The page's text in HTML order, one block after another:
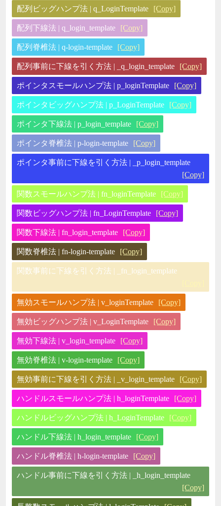
配列ビッグハンプ法 | q_LoginTemplate [Copy]
配列下線法 | q_login_template [Copy]
配列脊椎法 | q-login-template [Copy]
配列事前に下線を引く方法 | _q_login_template [Copy]
ポインタスモールハンプ法 | p_loginTemplate [Copy]
ポインタビッグハンプ法 | p_LoginTemplate [Copy]
ポインタ下線法 | p_login_template [Copy]
ポインタ脊椎法 | p-login-template [Copy]
ポインタ事前に下線を引く方法 | _p_login_template
[Copy]
関数スモールハンプ法 | fn_loginTemplate [Copy]
関数ビッグハンプ法 | fn_LoginTemplate [Copy]
関数下線法 | fn_login_template [Copy]
関数脊椎法 | fn-login-template [Copy]
関数事前に下線を引く方法 | _fn_login_template
無効スモールハンプ法 | v_loginTemplate [Copy]
無効ビッグハンプ法 | v_LoginTemplate [Copy]
無効下線法 | v_login_template [Copy]
無効脊椎法 | v-login-template [Copy]
無効事前に下線を引く方法 | _v_login_template [Copy]
ハンドルスモールハンプ法 | h_loginTemplate [Copy]
ハンドルビッグハンプ法 | h_LoginTemplate [Copy]
ハンドル下線法 | h_login_template [Copy]
ハンドル脊椎法 | h-login-template [Copy]
ハンドル事前に下線を引く方法 | _h_login_template
[Copy]